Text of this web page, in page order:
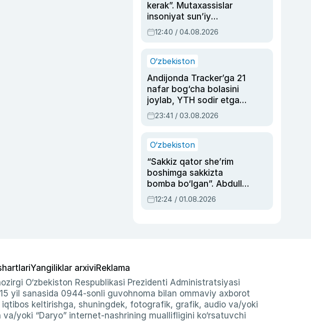
kerak”. Mutaxassislar
insoniyat sun’iy
intellektni boshqara
olmay qolishidan xavotir
12:40 / 04.08.2026
O‘zbekiston
Andijonda Tracker’ga 21
nafar bog‘cha bolasini
joylab, YTH sodir etgan
ayolga sud hukmi o‘qildi
23:41 / 03.08.2026
O‘zbekiston
“Sakkiz qator she’rim
boshimga sakkizta
bomba bo‘lgan”. Abdulla
Oripovni siyosiy
ayblovlardan asrab
12:24 / 01.08.2026
Yangiliklar arxiviReklama
O‘zbekiston Respublikasi Prezidenti Administratsiyasi
yil sanasida 0944-sonli guvohnoma bilan ommaviy axborot
iqtibos keltirishga, shuningdek, fotografik, grafik, audio va/yoki
yoki “Daryo” internet-nashrining muallifligini ko‘rsatuvchi